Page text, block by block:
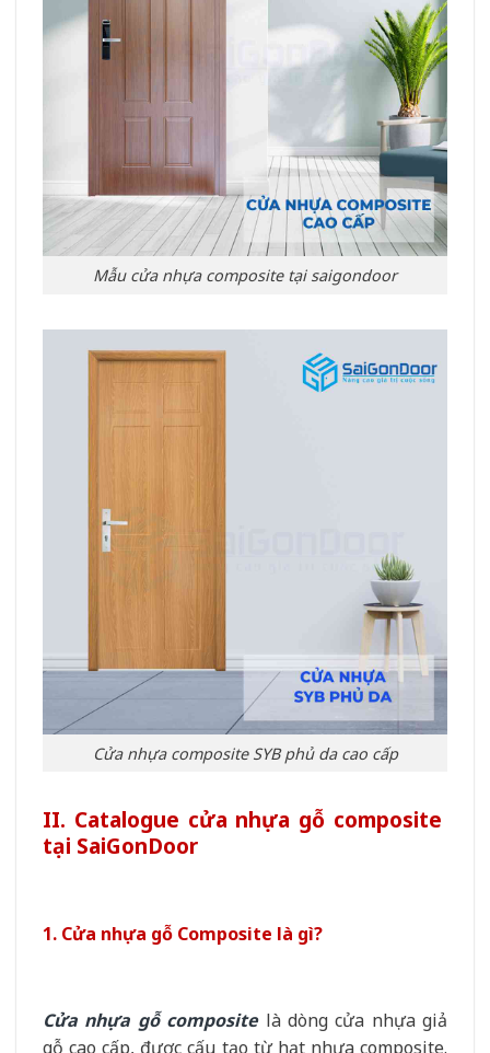
Mẫu cửa nhựa composite tại saigondoor
Cửa nhựa composite SYB phủ da cao cấp
II. Catalogue cửa nhựa gỗ composite
tại SaiGonDoor
1. Cửa nhựa gỗ Composite là gì?
Cửa nhựa gỗ compositelà dòng cửa nhựa giả
gỗ cao cấp, được cấu tạo từ hạt nhựa composite.